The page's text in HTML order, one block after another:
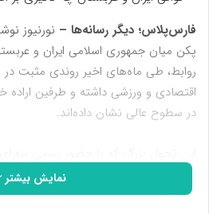
فارس‌پلاس؛ دیگر رسانه‌ها – نورنیوز
پکن میان جمهوری اسلامی ایران و
روابط، طی ماه‌های اخیر روندی مثبت در
اقتصادی و ورزشی داشته و طرفین
در سطوح عالی نشان داده‌اند.
مرحله جدیدی شده، به دلیل ظرفیت‌های
فراوانی بر تحولات جاری منطقه‌ای و
نمایش بیشتر